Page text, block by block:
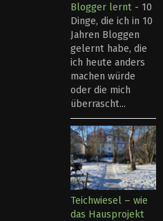
Blogger lernt - 10
Dinge, die ich in 10
Jahren Bloggen
gelernt habe, die
ich heute anders
machen würde
oder die mich
überrascht...
Teichwiesel – wie
das Hausprojekt